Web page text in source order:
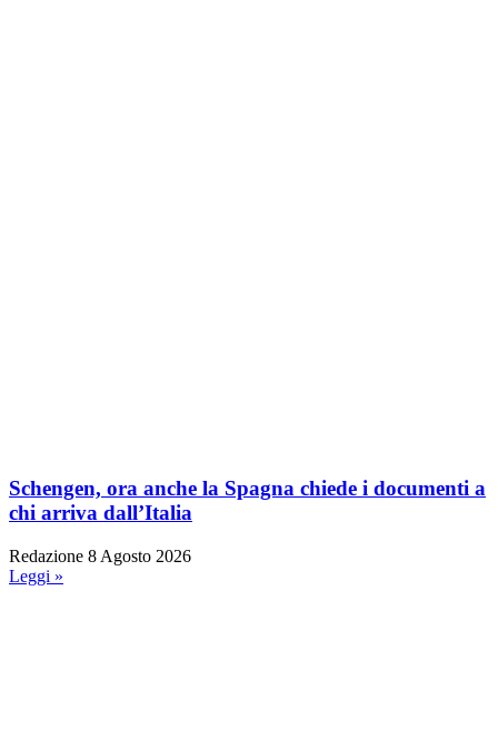
Schengen, ora anche la Spagna chiede i documenti a
chi arriva dall’Italia
Redazione 8 Agosto 2026
Leggi »